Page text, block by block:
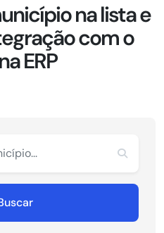
na lista e
com o
ERP